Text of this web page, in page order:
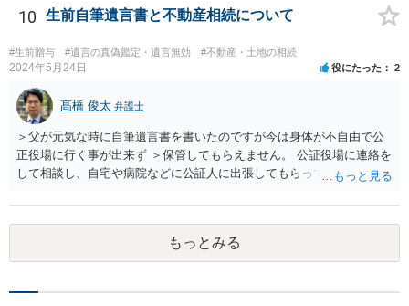
ります。 奥様において戸籍謄本、不動産登記簿、固定資産評価証明
書、遺言書の有無等を確認し、弁護士に個別に相談した方がよいと思
われます。
10 生前自筆遺言書と不動産相続について
#生前贈与 #遺言の真偽鑑定・遺言無効 #不動産・土地の相続
2024年5月24日 役にたった 2
髙橋 俊太 弁護士
＞父が元気な時に自筆遺言書を書いたのですが今は身体が不自由で公
正役場に行く事が出来ず ＞保管してもらえません。 公証役場に連絡を
して相談し、自宅や病院などに公証人に出張してもらって公正証書を
うことも可能です。 ＞不動産名義を父から母に名義変更しておいた方
がいいのではと考えていますがどう思いますか？ 詳細が不明であり何
とも言えないのですが、遺言内容との関わりもあると思いますので、
弁護士に事情等を説明して個別に相談した方がよいように思います。
もっとみる